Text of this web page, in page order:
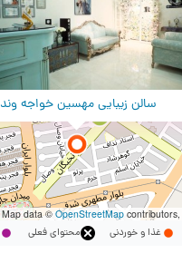
سالن زیبایی مهسین خواجه وند
Map data © OpenStreetMapcontributors,
غذا و خوردنی محتوای فعلی